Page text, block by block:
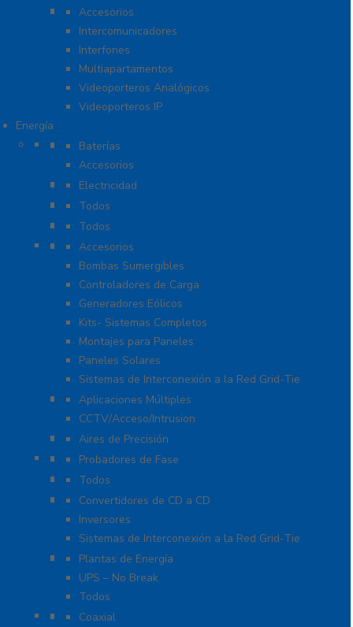
Videoporteros e Interfonos
Accesorios
Intercomunicadores
Interfones
Multiapartamentos
Videoporteros Analógicos
Videoporteros IP
Energía
Baterías
Baterías
Accesorios
Cables
Electricidad
Cargadores de Baterías
Todos
Lámparas de Emergencia
Todos
Energía Solar y Eólica
Accesorios
Bombas Sumergibles
Controladores de Carga
Generadores Eólicos
Kits- Sistemas Completos
Montajes para Paneles
Paneles Solares
Sistemas de Interconexión a la Red Grid-Tie
Fuentes de Poder
Aplicaciones Múltiples
CCTV/Acceso/Intrusion
Sistemas de Enfriamiento
Aires de Precisión
Herramientas
Probadores de Fase
Iluminación LED
Todos
Inversores y Convertidores
Convertidores de CD a CD
Inversores
Sistemas de Interconexión a la Red Grid-Tie
UPS / Respaldo
Plantas de Energía
UPS – No Break
Todos
Protección contra Descargas
Coaxial